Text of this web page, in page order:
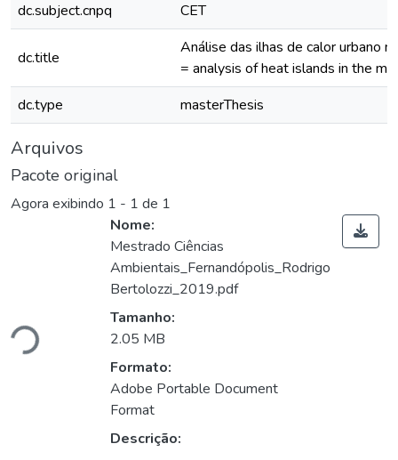
dc.subject.cnpq
CET
dc.title
Análise das ilhas de calor urbano
= analysis of heat islands in the
dc.type
masterThesis
Arquivos
Pacote original
Agora exibindo 1 - 1 de 1
Nome:
Mestrado Ciências
Ambientais_Fernandópolis_Rodrigo
Bertolozzi_2019.pdf
Tamanho:
2.05 MB
Formato:
Adobe Portable Document
Format
Descrição: